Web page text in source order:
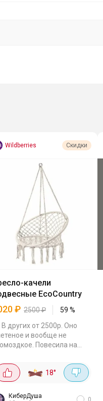
Wildberries Скидки
качели
EcoCountry
₽ 2500₽ 59 %
В других от 2500р. Оно
и вообще не
Повесила на
очень уютно
И, главное,
Можно и в сад его
и...
18°
КиберДуша
0